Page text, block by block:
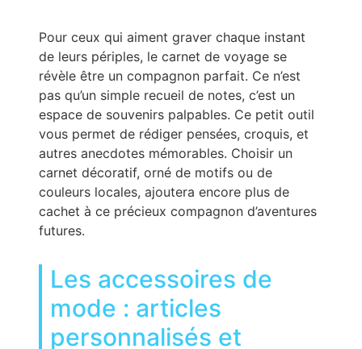
Pour ceux qui aiment graver chaque instant
de leurs périples, le carnet de voyage se
révèle être un compagnon parfait. Ce n’est
pas qu’un simple recueil de notes, c’est un
espace de souvenirs palpables. Ce petit outil
vous permet de rédiger pensées, croquis, et
autres anecdotes mémorables. Choisir un
carnet décoratif, orné de motifs ou de
couleurs locales, ajoutera encore plus de
cachet à ce précieux compagnon d’aventures
futures.
Les accessoires de
mode : articles
personnalisés et